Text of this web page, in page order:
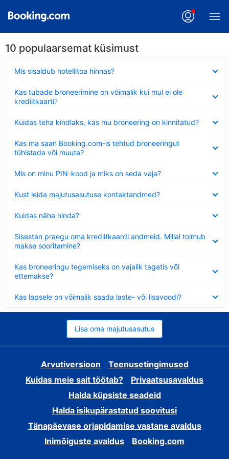
10 populaarsemat küsimust
Mis sisaldub hotellitoa hinnas?
Kas tubade broneerimine on võimalik kui mul ei ole
krediitkaarti?
Kuidas teha kindlaks, kas mu broneering on kinnitatud?
Kas ma saan Booking.com-is tehtud broneeringut
tühistada või muuta?
Mis on minu PIN-kood ja miks on seda vaja?
Kust leida majutusasutuse kontaktandmed?
Kuidas näha hinda?
Sisestan praegu oma krediitkaardi andmeid. Millal toimub
makse sooritamine?
Kas broneeringu tegemiseks on vajalik tagatis või
ettemakse?
Kas lapsele on võimalik saada laste- või lisavoodi?
Lisa oma majutusasutus
Arvutiversioon
Teenusetingimused
Kuidas meie sait töötab?
Privaatsusavaldus
Halda küpsiste seadeid
Halda isikupärastatud soovitusi
Tänapäevase orjapidamise vastane avaldus
Inimõiguste avaldus
Booking.com